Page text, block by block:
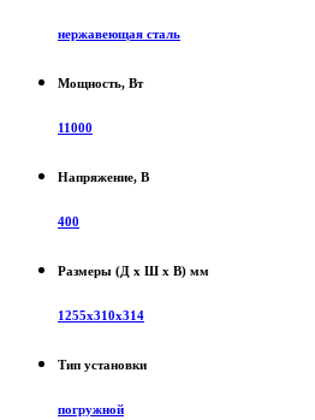
нержавеющая сталь
Мощность, Вт
11000
Напряжение, В
400
Размеры (Д х Ш х В) мм
1255х310х314
Тип установки
погружной